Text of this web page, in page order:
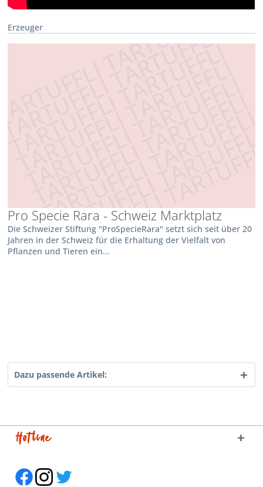
Erzeuger
Pro Specie Rara - Schweiz Marktplatz
Die Schweizer Stiftung "ProSpecieRara" setzt sich seit über 20
Jahren in der Schweiz für die Erhaltung der Vielfalt von
Pflanzen und Tieren ein...
Dazu passende Artikel:
Hotline